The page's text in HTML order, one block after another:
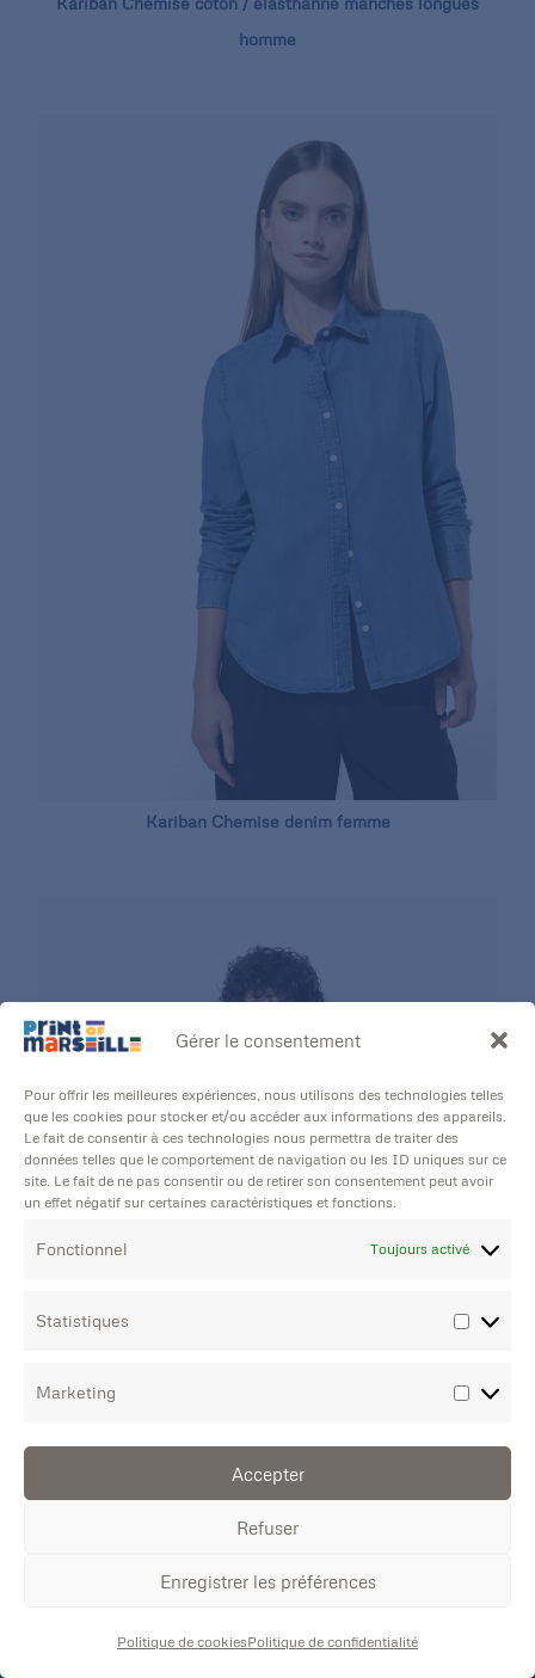
Gérer le consentement
Pour offrir les meilleures expériences, nous utilisons des technologies telles
que les cookies pour stocker et/ou accéder aux informations des appareils.
Le fait de consentir à ces technologies nous permettra de traiter des
données telles que le comportement de navigation ou les ID uniques sur ce
site. Le fait de ne pas consentir ou de retirer son consentement peut avoir
un effet négatif sur certaines caractéristiques et fonctions.
Fonctionnel Toujours activé
Statistiques
Marketing
Accepter
Refuser
Enregistrer les préférences
Politique de cookiesPolitique de confidentialité
homme
Kariban Chemise denim femme
Devis Textile